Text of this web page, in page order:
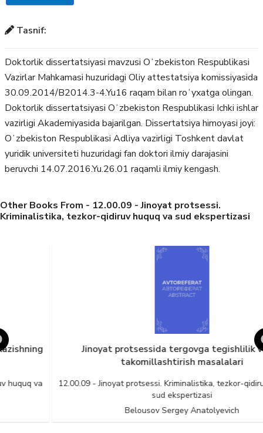
Tasnif:
Doktorlik dissertatsiyasi mavzusi Oʻzbekiston Respublikasi
Vazirlar Mahkamasi huzuridagi Oliy attestatsiya komissiyasida
30.09.2014/B2014.3-4.Yu16 raqam bilan roʻyxatga olingan.
Doktorlik dissertatsiyasi Oʻzbekiston Respublikasi Ichki ishlar
vazirligi Akademiyasida bajarilgan. Dissertatsiya himoyasi joyi:
Oʻzbekiston Respublikasi Adliya vazirligi Toshkent davlat
yuridik universiteti huzuridagi fan doktori ilmiy darajasini
beruvchi 14.07.2016.Yu.26.01 raqamli ilmiy kengash.
Other Books From - 12.00.09 - Jinoyat protsessi.
Kriminalistika, tezkor-qidiruv huquq va sud ekspertizasi
Jinoyat protsessida tergovga tegishlilik va uni
takomillashtirish masalalari
12.00.09 - Jinoyat protsessi. Kriminalistika, tezkor-qidiruv huquq va
sud ekspertizasi
Belousov Sergey Anatolyevich